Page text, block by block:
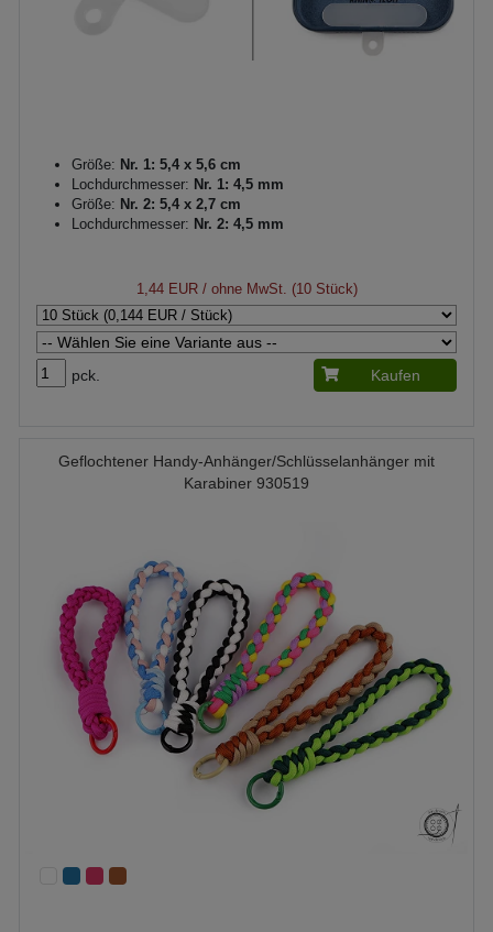
Größe: Nr. 1: 5,4 x 5,6 cm
Lochdurchmesser: Nr. 1: 4,5 mm
Größe: Nr. 2: 5,4 x 2,7 cm
Lochdurchmesser: Nr. 2: 4,5 mm
1,44 EUR/ ohne MwSt. (10 Stück)
pck. Kaufen
Geflochtener Handy-Anhänger/Schlüsselanhänger mit
Karabiner 930519